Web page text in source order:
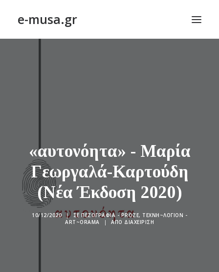
e-musa.gr
ΣΥΝΤΑΚΤΙΚΗ ΟΜΑΔΑ
ΕΠΙΚΟΙΝΩΝΙΑ
ΑΝΑΖΉΤΗΣΗ
«αυτονόητα» - Μαρία
Γεωργαλά-Καρτούδη
(Νέα Έκδοση 2020)
10/12/2020 | ΣΕ ΠΕΖΟΓΡΑΦΊΑ - PROZE, ΤΕΧΝΗ~ΛΌΓΙΟΝ -
ART~ORAMA
| ΑΠΌ ΔΙΑΧΕΊΡΙΣΗ